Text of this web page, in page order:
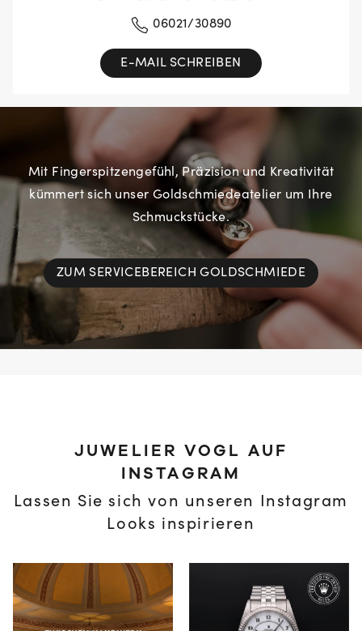
06021/30890
E-MAIL SCHREIBEN
Mit Fingerspitzengefühl, Präzision und Kreativität
kümmert sich unser Goldschmiedeatelier um Ihre
Schmuckstücke.
ZUM SERVICEBEREICH GOLDSCHMIEDE
JUWELIER VOGL AUF
INSTAGRAM
Lassen Sie sich von unseren Instagram
Looks inspirieren